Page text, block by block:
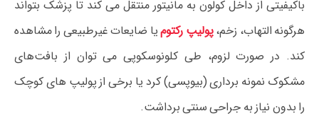
باکیفیتی از داخل کولون به مانیتور منتقل می‌ کند تا پزشک بتواند
هرگونه التهاب، زخم،پولیپ رکتومیا ضایعات غیرطبیعی را مشاهده
کند. در صورت لزوم، طی کلونوسکوپی می‌ توان از بافت‌های
مشکوک نمونه‌ برداری (بیوپسی) کرد یا برخی از پولیپ‌ های کوچک
را بدون نیاز به جراحی سنتی برداشت.